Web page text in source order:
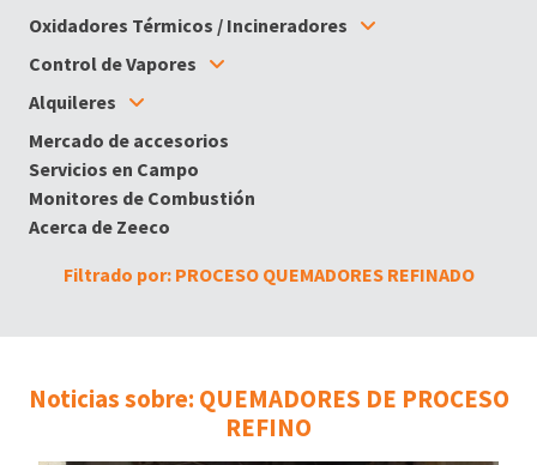
Oxidadores Térmicos / Incineradores
Control de Vapores
Alquileres
Mercado de accesorios
Servicios en Campo
Monitores de Combustión
Acerca de Zeeco
Filtrado por: PROCESO QUEMADORES REFINADO
Noticias sobre: QUEMADORES DE PROCESO
REFINO